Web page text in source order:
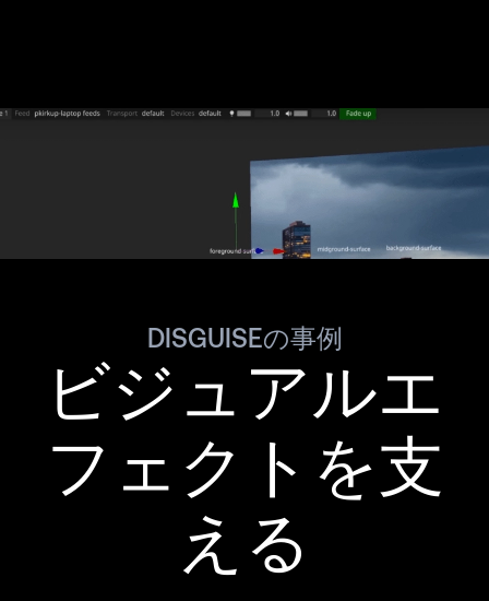
DISGUISEの事例
ビジュアルエ
フェクトを支
える